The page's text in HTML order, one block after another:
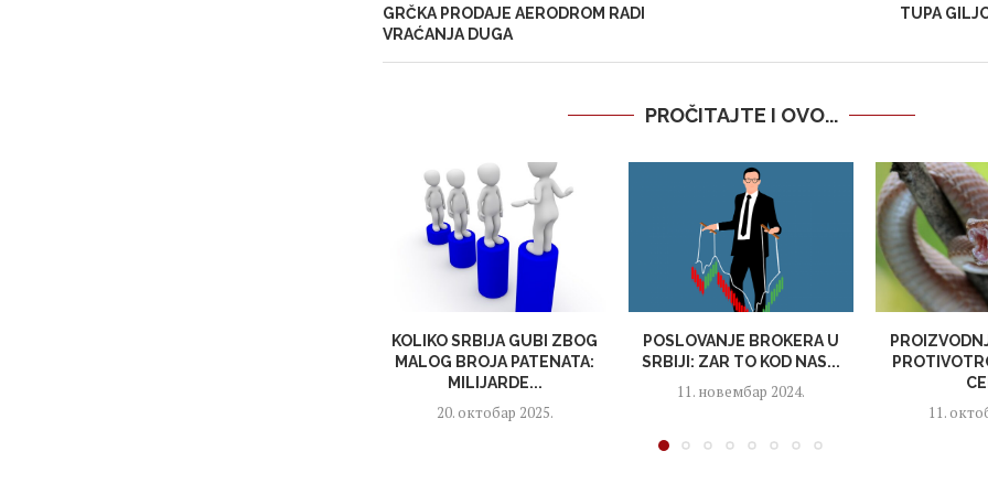
GRČKA PRODAJE AERODROM RADI
VRAĆANJA DUGA
TUPA
PROČITAJTE I OVO...
KOLIKO SRBIJA GUBI ZBOG
MALOG BROJA PATENATA:
MILIJARDE...
20. октобар 2025.
POSLOVANJE BROKERA U
SRBIJI: ZAR TO KOD NAS...
11. новембар 2024.
11.